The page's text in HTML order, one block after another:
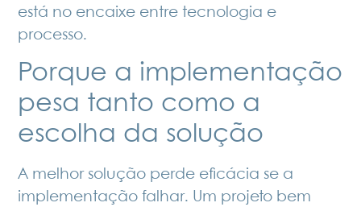
está no encaixe entre tecnologia e
processo.
Porque a implementação
pesa tanto como a
escolha da solução
A melhor solução perde eficácia se a
implementação falhar. Um projeto bem